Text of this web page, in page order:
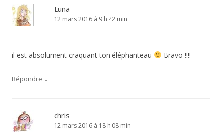
Luna
12 mars 2016 à 9 h 42 min
il est absolument craquant ton éléphanteau Bravo !!!!
Répondre ↓
chris
12 mars 2016 à 18 h 08 min